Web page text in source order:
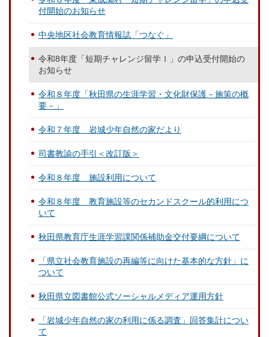
付開始のお知らせ
中央地区社会教育情報誌「つなぐ」
令和8年度「短期チャレンジ留学Ⅰ」の申込受付開始の
お知らせ
令和８年度「秋田県の生涯学習・文化財保護－施策の概
要－」
令和７年度 岩城少年自然の家だより
司書教諭の手引＜改訂版＞
令和８年度 施設利用について
令和８年度 教育施設等のセカンドスクール的利用につ
いて
秋田県教育庁生涯学習課関係補助金交付要綱について
「県立社会教育施設の再編等に向けた基本的な方針」に
ついて
秋田県立図書館公式ソーシャルメディア運用方針
「岩城少年自然の家の利用に係る調査」回答集計につい
て